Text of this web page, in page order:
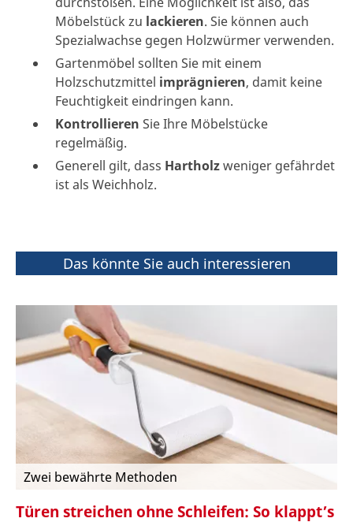
Möbelstück zu lackieren. Sie können auch
Spezialwachse gegen Holzwürmer verwenden.
Gartenmöbel sollten Sie mit einem
Holzschutzmittel imprägnieren, damit keine
Feuchtigkeit eindringen kann.
Kontrollieren Sie Ihre Möbelstücke
regelmäßig.
Generell gilt, dass Hartholzweniger gefährdet
ist als Weichholz.
Das könnte Sie auch interessieren
Zwei bewährte Methoden
Türen streichen ohne Schleifen: So klappt’s